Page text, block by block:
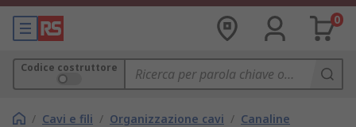
0
Codice costruttore
/ Cavi e fili / Organizzazione cavi / Canaline